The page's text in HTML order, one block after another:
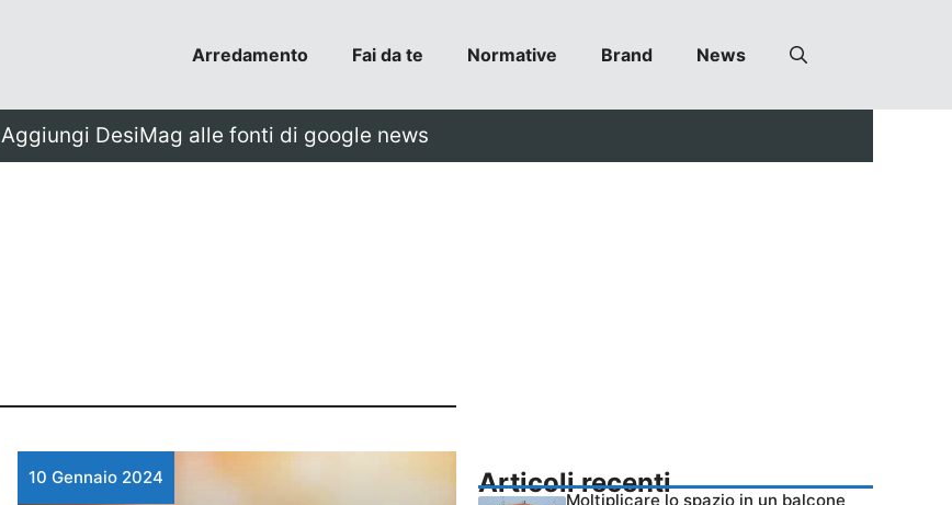
Arredamento Fai da te Normative Brand News
Aggiungi DesiMag alle fonti di google news
10 Gennaio 2024 Articoli recenti
Moltiplicare lo spazio in un balcone